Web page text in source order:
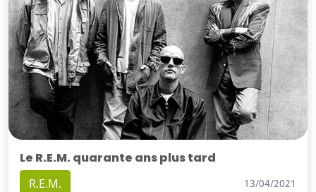
Le R.E.M. quarante ans plus tard
R.E.M. 13/04/2021